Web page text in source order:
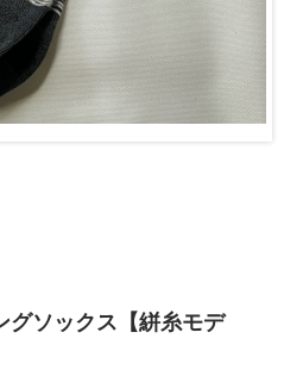
ソックス【絣糸モデ